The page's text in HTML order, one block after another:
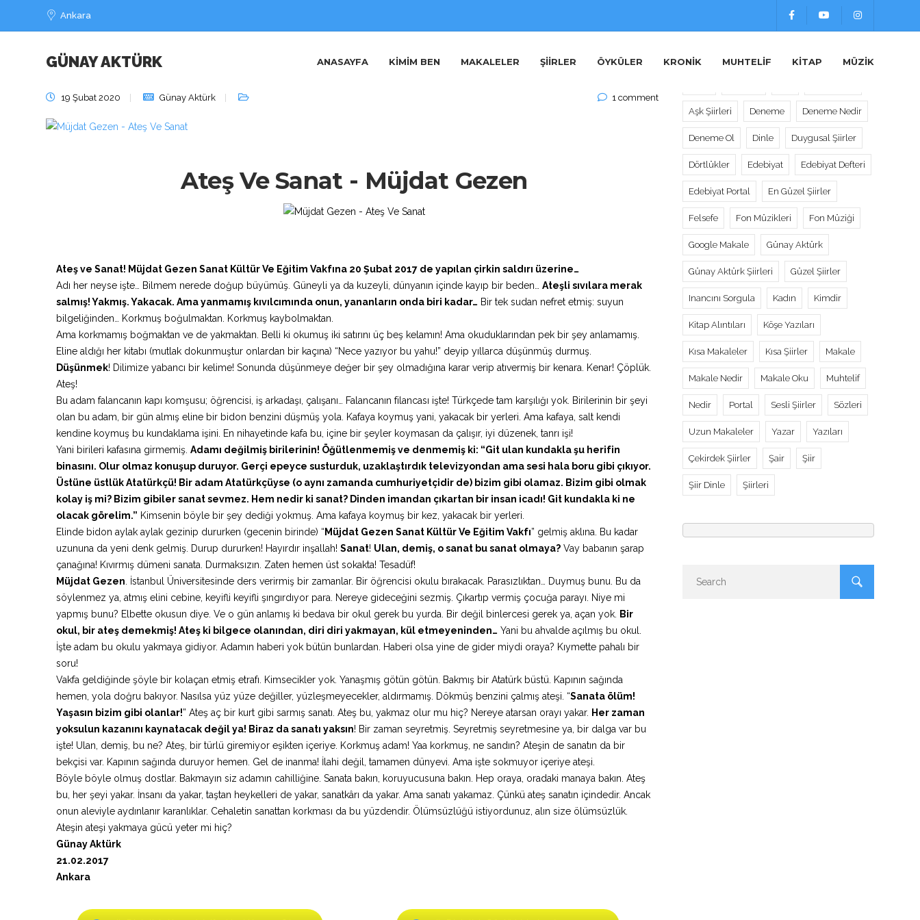
Ankara
GÜNAY AKTÜRK ANASAYFA KIMIM BEN MAKALELER ŞIIRLER ÖYKÜLER KRONIK MUHTELIF KITAP MÜZIK
Ateş Ve Sanat – Müjdat Gezen Sanat Kültür
19 Şubat 2020 Günay Aktürk 1 comment
Ateş Ve Sanat - Müjdat Gezen
Ateş ve Sanat! Müjdat Gezen Sanat Kültür Ve Eğitim Vakfına 20 Şubat 2017 de yapılan çirkin saldırı üzerine…
Adı her neyse işte… Bilmem nerede doğup büyümüş. Güneyli ya da kuzeyli, dünyanın içinde kayıp bir beden… Ateşli sıvılara merak
salmış! Yakmış. Yakacak. Ama yanmamış kıvılcımında onun, yananların onda biri kadar… Bir tek sudan nefret etmiş: suyun
bilgeliğinden… Korkmuş boğulmaktan. Korkmuş kaybolmaktan.
Ama korkmamış boğmaktan ve de yakmaktan. Belli ki okumuş iki satırını üç beş kelamın! Ama okuduklarından pek bir şey anlamamış.
Eline aldığı her kitabı (mutlak dokunmuştur onlardan bir kaçına) “Nece yazıyor bu yahu!” deyip yıllarca düşünmüş durmuş.
Düşünmek! Dilimize yabancı bir kelime! Sonunda düşünmeye değer bir şey olmadığına karar verip atıvermiş bir kenara. Kenar! Çöplük.
Ateş!
Bu adam falancanın kapı komşusu; öğrencisi, iş arkadaşı, çalışanı… Falancanın filancası işte! Türkçede tam karşılığı yok. Birilerinin bir şeyi
olan bu adam, bir gün almış eline bir bidon benzini düşmüş yola. Kafaya koymuş yani, yakacak bir yerleri. Ama kafaya, salt kendi
kendine koymuş bu kundaklama işini. En nihayetinde kafa bu, içine bir şeyler koymasan da çalışır, iyi düzenek, tanrı işi!
Yani birileri kafasına girmemiş. Adamı değilmiş birilerinin! Öğütlenmemiş ve denmemiş ki: “Git ulan kundakla şu herifin
binasını. Olur olmaz konuşup duruyor. Gerçi epeyce susturduk, uzaklaştırdık televizyondan ama sesi hala boru gibi çıkıyor.
Üstüne üstlük Atatürkçü! Bir adam Atatürkçüyse (o aynı zamanda cumhuriyetçidir de) bizim gibi olamaz. Bizim gibi olmak
kolay iş mi? Bizim gibiler sanat sevmez. Hem nedir ki sanat? Dinden imandan çıkartan bir insan icadı! Git kundakla ki ne
olacak görelim.” Kimsenin böyle bir şey dediği yokmuş. Ama kafaya koymuş bir kez, yakacak bir yerleri.
Elinde bidon aylak aylak gezinip dururken (gecenin birinde) “ Müjdat Gezen Sanat Kültür Ve Eğitim Vakfı” gelmiş aklına. Bu kadar
uzununa da yeni denk gelmiş. Durup dururken! Hayırdır inşallah! Sanat! Ulan, demiş, o sanat bu sanat olmaya? Vay babanın şarap
çanağına! Kıvırmış dümeni sanata. Durmaksızın. Zaten hemen üst sokakta! Tesadüf!
Müjdat Gezen . İstanbul Üniversitesinde ders verirmiş bir zamanlar. Bir öğrencisi okulu bırakacak. Parasızlıktan… Duymuş bunu. Bu da
söylenmez ya, atmış elini cebine, keyifli keyifli şıngırdıyor para. Nereye gideceğini sezmiş. Çıkartıp vermiş çocuğa parayı. Niye mi
yapmış bunu? Elbette okusun diye. Ve o gün anlamış ki bedava bir okul gerek bu yurda. Bir değil binlercesi gerek ya, açan yok.
Bir
okul, bir ateş demekmiş! Ateş ki bilgece olanından, diri diri yakmayan, kül etmeyeninden… Yani bu ahvalde açılmış bu okul.
İşte adam bu okulu yakmaya gidiyor. Adamın haberi yok bütün bunlardan. Haberi olsa yine de gider miydi oraya? Kıymette pahalı bir
soru!
Vakfa geldiğinde şöyle bir kolaçan etmiş etrafı. Kimsecikler yok. Yanaşmış götün götün. Bakmış bir Atatürk büstü. Kapının sağında
hemen, yola doğru bakıyor. Nasılsa yüz yüze değiller, yüzleşmeyecekler, aldırmamış. Dökmüş benzini çalmış ateşi. “Sanata ölüm!
Yaşasın bizim gibi olanlar!” Ateş aç bir kurt gibi sarmış sanatı. Ateş bu, yakmaz olur mu hiç? Nereye atarsan orayı yakar. Her zaman
yoksulun kazanını kaynatacak değil ya! Biraz da sanatı yaksın! Bir zaman seyretmiş. Seyretmiş seyretmesine ya, bir dalga var bu
işte! Ulan, demiş, bu ne? Ateş, bir türlü giremiyor eşikten içeriye. Korkmuş adam! Yaa korkmuş, ne sandın? Ateşin de sanatın da bir
bekçisi var. Kapının sağında duruyor hemen. Gel de inanma! İlahi değil, tamamen dünyevi. Ama işte sokmuyor içeriye ateşi.
Böyle böyle olmuş dostlar. Bakmayın siz adamın cahilliğine. Sanata bakın, koruyucusuna bakın. Hep oraya, oradaki manaya bakın. Ateş
bu, her şeyi yakar. İnsanı da yakar, taştan heykelleri de yakar, sanatkârı da yakar. Ama sanatı yakamaz. Çünkü ateş sanatın içindedir. Ancak
onun aleviyle aydınlanır karanlıklar. Cehaletin sanattan korkması da bu yüzdendir. Ölümsüzlüğü istiyordunuz, alın size ölümsüzlük.
Ateşin ateşi yakmaya gücü yeter mi hiç?
Günay Aktürk
21.02.2017
Ankara
Aşk Şiirleri Deneme Deneme Nedir
Deneme Ol Dinle Duygusal Şiirler
Dörtlükler Edebiyat Edebiyat Defteri
Edebiyat Portal En Güzel Şiirler
Felsefe Fon Müzikleri Fon Müziği
Google Makale Günay Aktürk
Günay Aktürk Şiirleri Güzel Şiirler
Inancını Sorgula Kadın Kimdir
Kitap Alıntıları Köşe Yazıları
Kısa Makaleler Kısa Şiirler Makale
Makale Nedir Makale Oku Muhtelif
Nedir Portal Sesli Şiirler Sözleri
Uzun Makaleler Yazar Yazıları
Çekirdek Şiirler Şair Şiir
Şiir Dinle Şiirleri